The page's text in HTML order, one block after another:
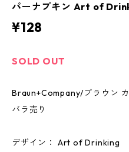
パーナプキン Art of
¥128
SOLD OUT
Braun+Company/ブラウン
バラ売り
デザイン： Art of Drinking